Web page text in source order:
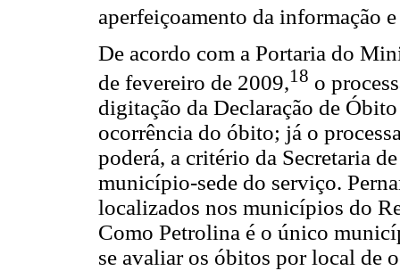
aperfeiçoamento da informação
De acordo com a Portaria do
de fevereiro de 2009,18 o
digitação da Declaração de
ocorrência do óbito; já o
poderá, a critério da Secretaria
município-sede do serviço.
localizados nos municípios do
Como Petrolina é o único
se avaliar os óbitos por local de